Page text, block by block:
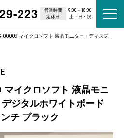
223 営業時間
9:00～18:00
定休日
土・日・祝
クロソフト 液晶モニター・ディスプレイ デジタルホワイトボードSurfaceHub2S 50インチ ブラック
マイクロソフト 液晶モニ
ジタルホワイトボード
チ ブラック